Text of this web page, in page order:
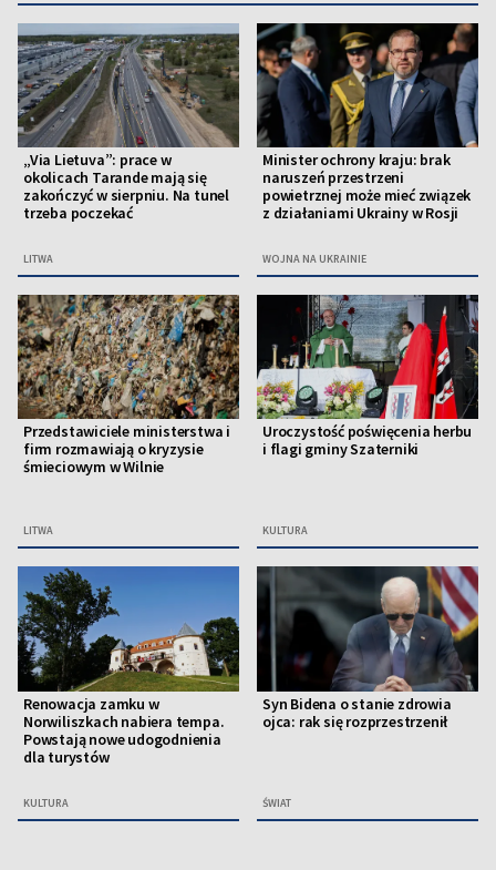
„Via Lietuva”: prace w
okolicach Tarande mają się
zakończyć w sierpniu. Na tunel
trzeba poczekać
LITWA
Minister ochrony kraju: brak
naruszeń przestrzeni
powietrznej może mieć związek
z działaniami Ukrainy w Rosji
WOJNA NA UKRAINIE
Przedstawiciele ministerstwa i
firm rozmawiają o kryzysie
śmieciowym w Wilnie
LITWA
Uroczystość poświęcenia herbu
i flagi gminy Szaterniki
KULTURA
Renowacja zamku w
Norwiliszkach nabiera tempa.
Powstają nowe udogodnienia
dla turystów
KULTURA
Syn Bidena o stanie zdrowia
ojca: rak się rozprzestrzenił
ŚWIAT